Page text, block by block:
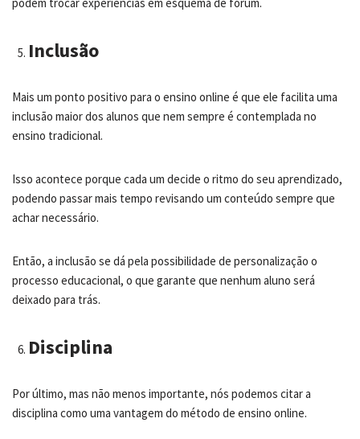
Inclusão
Mais um ponto positivo para o ensino online é que ele facilita uma
inclusão maior dos alunos que nem sempre é contemplada no
ensino tradicional.
Isso acontece porque cada um decide o ritmo do seu aprendizado,
podendo passar mais tempo revisando um conteúdo sempre que
achar necessário.
Então, a inclusão se dá pela possibilidade de personalização o
processo educacional, o que garante que nenhum aluno será
deixado para trás.
Disciplina
Por último, mas não menos importante, nós podemos citar a
disciplina como uma vantagem do método de ensino online.